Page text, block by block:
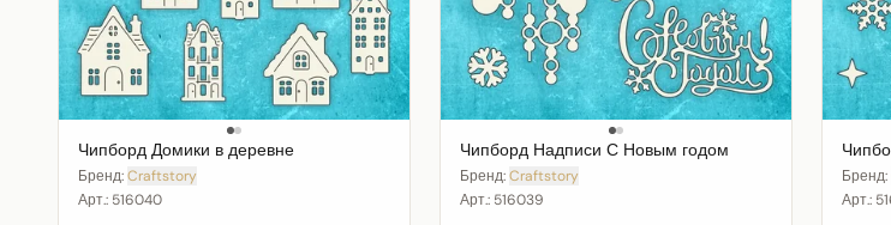
Чипборд Домики в деревне
Бренд:Craftstory
Арт.: 516040
Чипборд Надписи С Новым годом
Бренд:Craftstory
Арт.: 516039
Бренд:
Арт.: